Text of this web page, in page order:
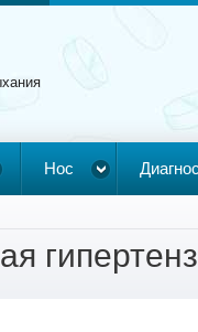
Нос